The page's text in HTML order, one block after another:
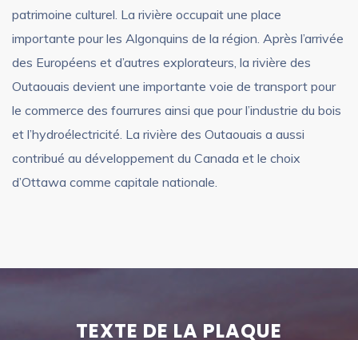
patrimoine culturel. La rivière occupait une place
importante pour les Algonquins de la région. Après l’arrivée
des Européens et d’autres explorateurs, la rivière des
Outaouais devient une importante voie de transport pour
le commerce des fourrures ainsi que pour l’industrie du bois
et l’hydroélectricité. La rivière des Outaouais a aussi
contribué au développement du Canada et le choix
d’Ottawa comme capitale nationale.
TEXTE DE LA PLAQUE